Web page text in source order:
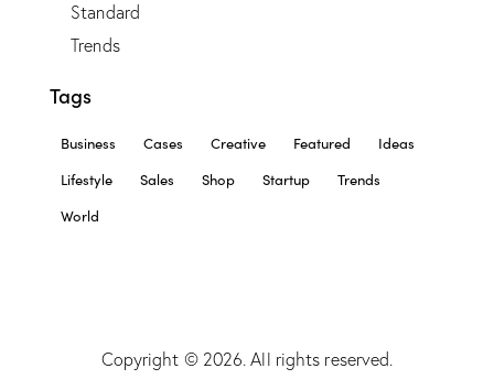
Standard
Trends
Tags
Business Cases Creative Featured
Ideas
Lifestyle
Sales Shop Startup
Trends
World
Copyright © 2026. All rights reserved.